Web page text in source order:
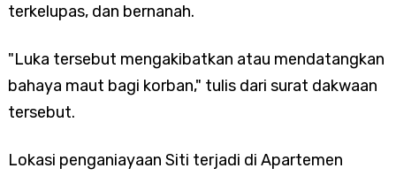
terkelupas, dan bernanah.
"Luka tersebut mengakibatkan atau mendatangkan
bahaya maut bagi korban," tulis dari surat dakwaan
tersebut.
Lokasi penganiayaan Siti terjadi di Apartemen